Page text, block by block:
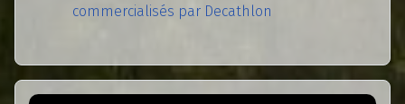
commercialisés par Decathlon